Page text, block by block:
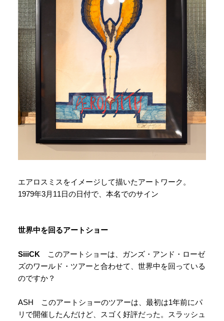
エアロスミスをイメージして描いたアートワーク。
1979年3月11日の日付で、本名でのサイン
世界中を回るアートショー
SiiiCK このアートショーは、ガンズ・アンド・ローゼ
ズのワールド・ツアーと合わせて、世界中を回っている
のですか？
ASH このアートショーのツアーは、最初は1年前にパ
リで開催したんだけど、スゴく好評だった。スラッシュ